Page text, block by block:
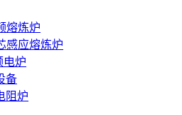
熔炼炉
感应熔炼炉
电炉
备
阻炉